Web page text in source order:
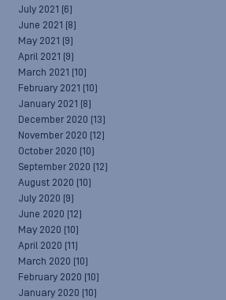
July 2021 (6)
June 2021 (8)
May 2021 (9)
April 2021 (9)
March 2021 (10)
February 2021 (10)
January 2021 (8)
December 2020 (13)
November 2020 (12)
October 2020 (10)
September 2020 (12)
August 2020 (10)
July 2020 (9)
June 2020 (12)
May 2020 (10)
April 2020 (11)
March 2020 (10)
February 2020 (10)
January 2020 (10)